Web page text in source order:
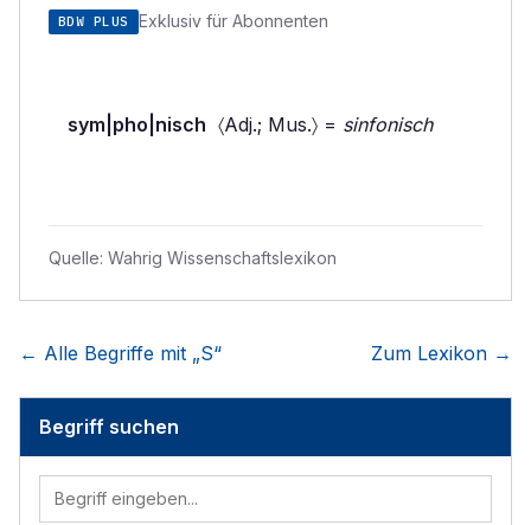
BDW PLUS Exklusiv für Abonnenten
sym|pho|nisch 〈Adj.; Mus.〉 = sinfonisch
Quelle: Wahrig Wissenschaftslexikon
← Alle Begriffe mit „S“ Zum Lexikon →
Begriff suchen